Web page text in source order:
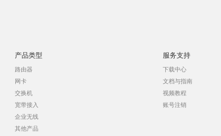
产品类型
路由器
网卡
交换机
宽带接入
企业无线
其他产品
服务支持
下载中心
文档与指南
视频教程
账号注销